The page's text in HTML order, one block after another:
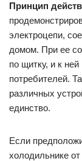
Принцип
электроцепи,
домом. При ее
по щитку, и к
потребителей.
различных
единство.
Если
холодильнике